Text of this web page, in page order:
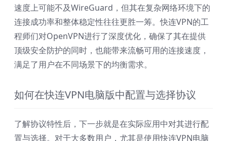
速度上可能不及WireGuard，但其在复杂网络环境下的
连接成功率和整体稳定性往往更胜一筹。快连VPN的工
程师们对OpenVPN进行了深度优化，确保了其在提供
顶级安全防护的同时，也能带来流畅可用的连接速度，
满足了用户在不同场景下的均衡需求。
如何在快连VPN电脑版中配置与选择协议
了解协议特性后，下一步就是在实际应用中对其进行配
置与选择。对于大多数用户，尤其是使用快连VPN电脑